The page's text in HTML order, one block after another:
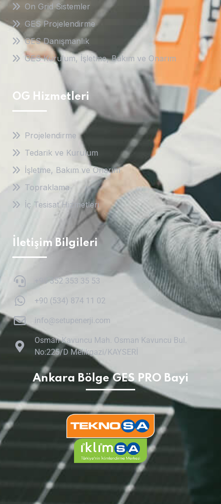
On Grid Sistemler
GES Projelendirme
GES Danışmanlık
GES Kurulum, İşletme, Bakım ve Onarım
OG Hizmetleri
Projelendirme
Tedarik ve Kurulum
İşletme, Bakım ve Onarım
Topraklama
İç Tesisat Hizmetleri
İletişim Bilgileri
+90 352 353 35 53
+90 (534) 874 11 02
info@setupenerji.com
Osman Kavuncu Mah. Osman Kavuncu Bul.
No:225/D Melikgazi/KAYSERİ
Ankara Bölge GES PRO Bayi